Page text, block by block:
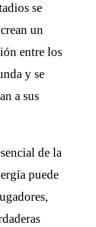
se
un
entre los
y se
a sus
de la
puede